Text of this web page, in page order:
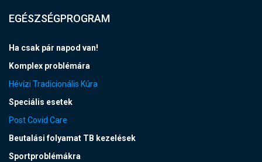
EGÉSZSÉGPROGRAM
Ha csak pár napod van!
Komplex problémára
Hévízi Tradicionális Kúra
Speciális esetek
Post Covid Care
Beutalási folyamat TB kezelések
Sportproblémákra